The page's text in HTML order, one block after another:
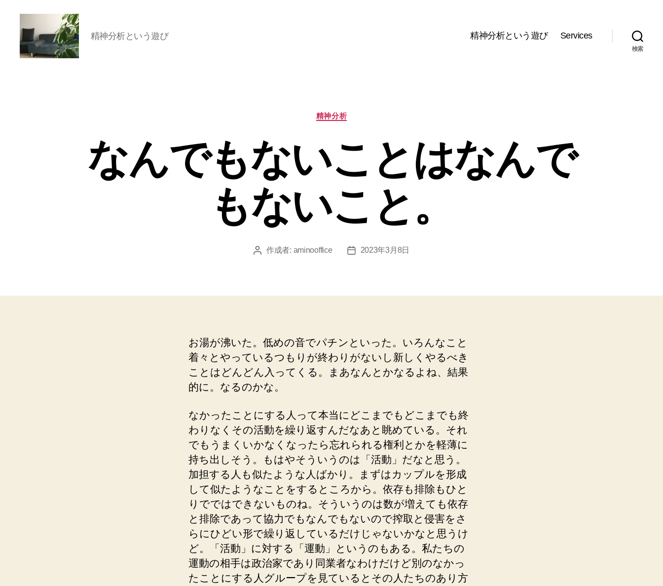
精神分析という遊び 精神分析という遊び Services
検索
カ
テ
精神分析
なんでもないことはなんで
もないこと。
投 作成者: aminooffice
投
2023年3月8日
お湯が沸いた。低めの音でパチンといった。いろんなこと
着々とやっているつもりが終わりがないし新しくやるべき
ことはどんどん入ってくる。まあなんとかなるよね、結果
的に。なるのかな。
なかったことにする人って本当にどこまでもどこまでも終
わりなくその活動を繰り返すんだなあと眺めている。それ
でもうまくいかなくなったら忘れられる権利とかを軽薄に
持ち出しそう。もはやそういうのは「活動」だなと思う。
加担する人も似たような人ばかり。まずはカップルを形成
して似たようなことをするところから。依存も排除もひと
りでではできないものね。そういうのは数が増えても依存
と排除であって協力でもなんでもないので搾取と侵害をさ
らにひどい形で繰り返しているだけじゃないかなと思うけ
ど。「活動」に対する「運動」というのもある。私たちの
運動の相手は政治家であり同業者なわけだけど別のなかっ
たことにする人グループを見ているとその人たちのあり方